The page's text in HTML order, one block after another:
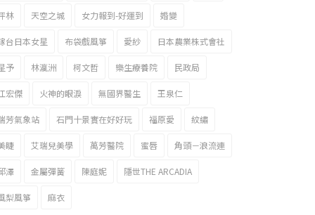
林 天空之城 女力報到-好運到 婚變
台日本女星 布袋戲風箏 愛紗 日本農業株式會社
予 林瀛洲 柯文哲 樂生療養院 民政局
宏傑 火神的眼淚 無國界醫生 王泉仁
芳氣象站 石門十景實在好好玩 福原愛 紋繡
睫 艾瑞兒美學 萬芳醫院 蜜唇 角頭－浪流連
澤 金屬彈簧 陳庭妮 隱世THE ARCADIA
梨風箏 麻衣